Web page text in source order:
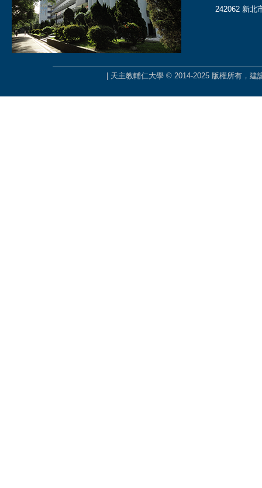
242062 新北
| 天主教輔仁大學 © 2014-2025 版權所有，